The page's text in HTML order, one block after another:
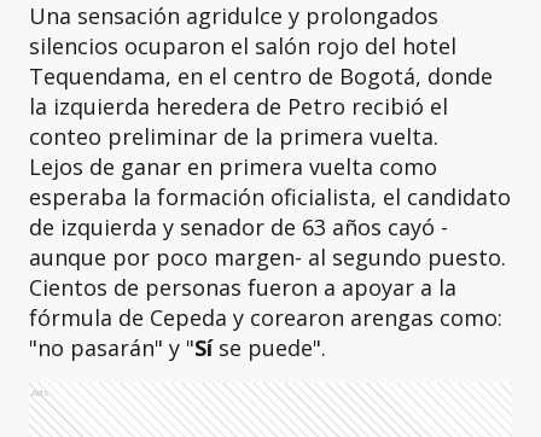
Una sensación agridulce y prolongados
silencios ocuparon el salón rojo del hotel
Tequendama, en el centro de Bogotá, donde
la izquierda heredera de Petro recibió el
conteo preliminar de la primera vuelta.
Lejos de ganar en primera vuelta como
esperaba la formación oficialista, el candidato
de izquierda y senador de 63 años cayó -
aunque por poco margen- al segundo puesto.
Cientos de personas fueron a apoyar a la
fórmula de Cepeda y corearon arengas como:
"no pasarán" y "Síse puede".
Ads